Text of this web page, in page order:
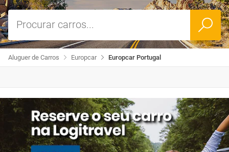
Procurar carros...
Europcar Portugal
Europcar
Aluguer de Carros